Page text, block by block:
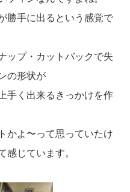
勝手に出るという感覚で
ップ・カットバックで失
の形状が
手く出来るきっかけを作
かよ〜って思っていたけ
感じています。